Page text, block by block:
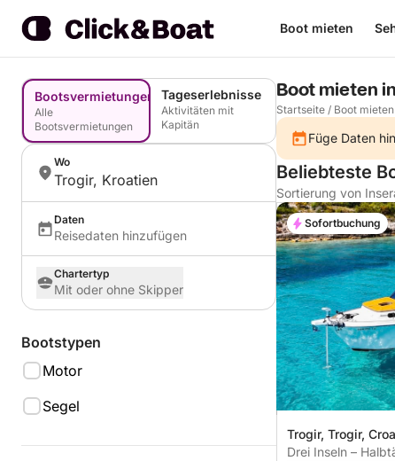
Boot mieten
Bootsvermietungen
Alle
Bootsvermietungen
Tageserlebnisse
Aktivitäten mit
Kapitän
Wo
Trogir, Kroatien
Daten
Reisedaten hinzufügen
Chartertyp
Mit oder ohne Skipper
Bootstypen
Motor
Segel
Boot mieten
Startseite / Boot mieten
Füge Daten
Beliebteste
Sortierung von
Trogir, Trogir,
Drei Inseln –
Sofortbuchung